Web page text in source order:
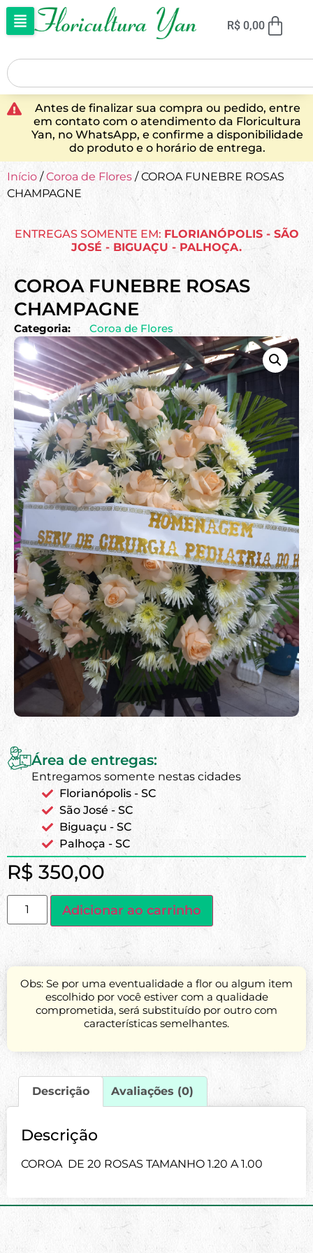
R$ 0,00
Antes de finalizar sua compra ou pedido, entre
em contato com o atendimento da Floricultura
Yan, no WhatsApp, e confirme a disponibilidade
do produto e o horário de entrega.
Início /Coroa de Flores / COROA FUNEBRE ROSAS
CHAMPAGNE
ENTREGAS SOMENTE EM: FLORIANÓPOLIS - SÃO
JOSÉ - BIGUAÇU - PALHOÇA.
COROA FUNEBRE ROSAS
CHAMPAGNE
Categoria: Coroa de Flores
Área de entregas:
Entregamos somente nestas cidades
Florianópolis - SC
São José - SC
Biguaçu - SC
Palhoça - SC
R$ 350,00
Adicionar ao carrinho
Obs: Se por uma eventualidade a flor ou algum item
escolhido por você estiver com a qualidade
comprometida, será substituído por outro com
características semelhantes.
Descrição Avaliações (0)
Descrição
COROA DE 20 ROSAS TAMANHO 1.20 A 1.00